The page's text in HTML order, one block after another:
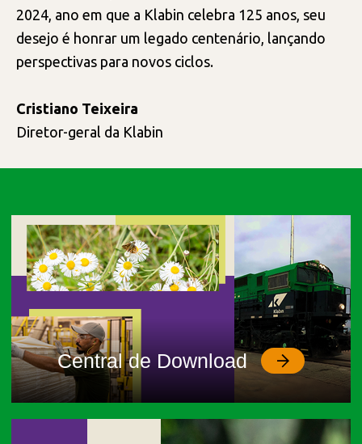
2024, ano em que a Klabin celebra 125 anos, seu
desejo é honrar um legado centenário, lançando
perspectivas para novos ciclos.
Cristiano Teixeira
Diretor-geral da Klabin
Central de Download